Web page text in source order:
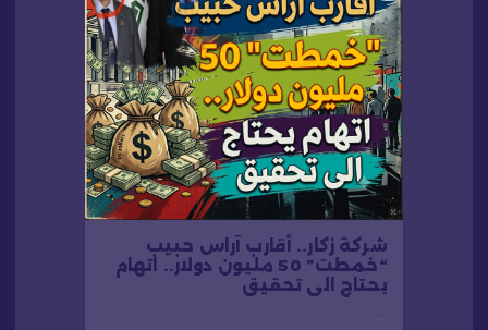
شركة زكار.. أقارب آراس حبيب
“خمطت” 50 مليون دولار.. اتهام
يحتاج الى تحقيق